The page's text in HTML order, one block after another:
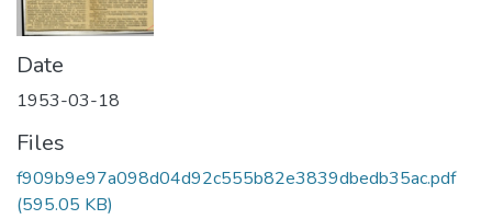
Date
1953-03-18
Files
f909b9e97a098d04d92c555b82e3839dbedb35ac.pdf
(595.05 KB)